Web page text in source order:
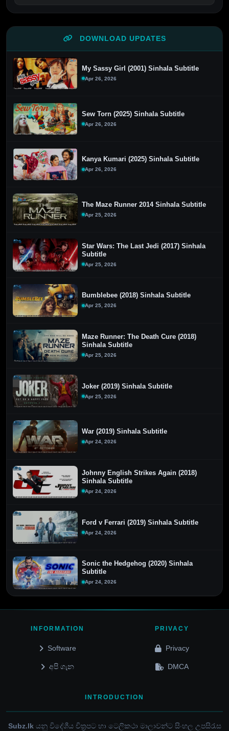
DOWNLOAD UPDATES
My Sassy Girl (2001) Sinhala Subtitle
Apr 26, 2026
Sew Torn (2025) Sinhala Subtitle
Apr 26, 2026
Kanya Kumari (2025) Sinhala Subtitle
Apr 26, 2026
The Maze Runner 2014 Sinhala Subtitle
Apr 25, 2026
Star Wars: The Last Jedi (2017) Sinhala
Subtitle
Apr 25, 2026
Bumblebee (2018) Sinhala Subtitle
Apr 25, 2026
Maze Runner: The Death Cure (2018)
Sinhala Subtitle
Apr 25, 2026
Joker (2019) Sinhala Subtitle
Apr 25, 2026
War (2019) Sinhala Subtitle
Apr 24, 2026
Johnny English Strikes Again (2018)
Sinhala Subtitle
Apr 24, 2026
Ford v Ferrari (2019) Sinhala Subtitle
Apr 24, 2026
Sonic the Hedgehog (2020) Sinhala
Subtitle
Apr 24, 2026
INFORMATION
Software
අපි ගැන
PRIVACY
Privacy
DMCA
INTRODUCTION
Subz.lk යනු විදේශීය චිත්‍රපට හා ටෙලිකථා මාලාවන්ට සිංහල උපසිරැස